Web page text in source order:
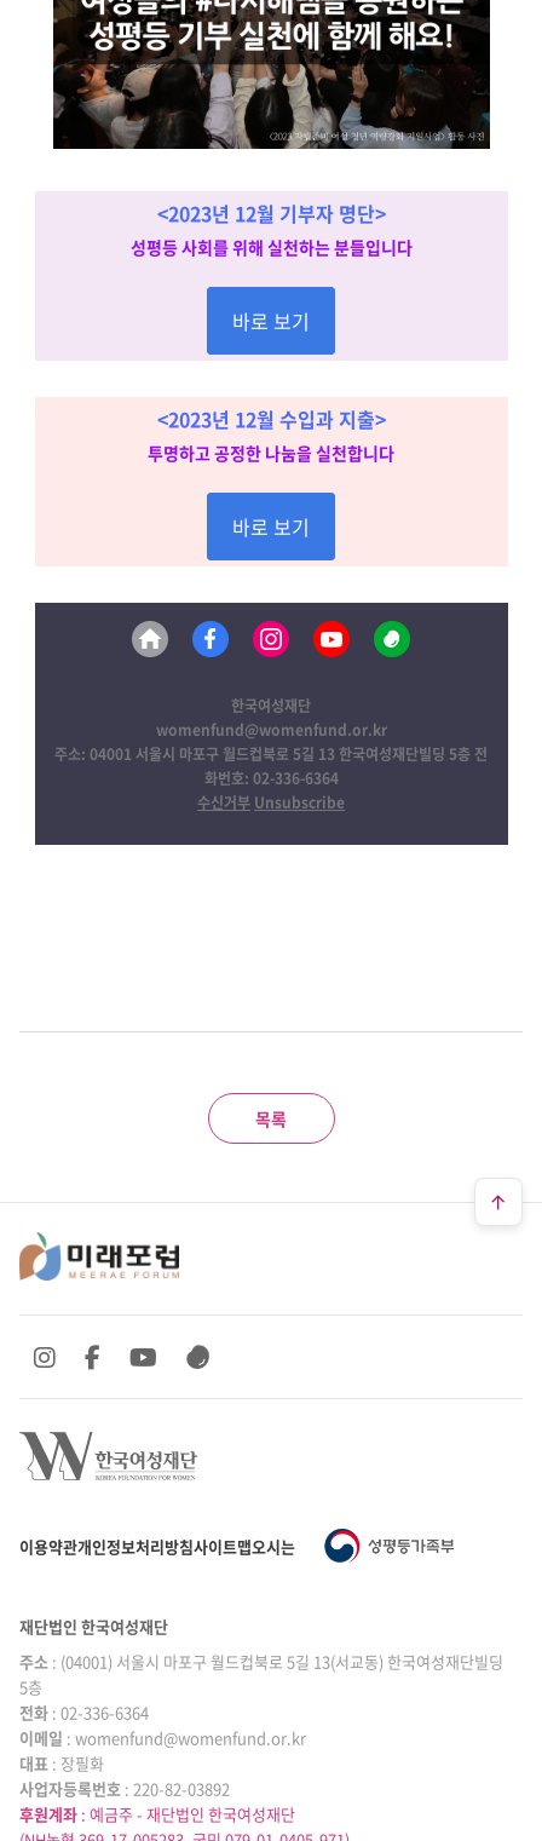
<2023년 12월 기부자 명단>
성평등 사회를 위해 실천하는 분들입니다
바로 보기
<2023년 12월 수입과 지출>
투명하고 공정한 나눔을 실천합니다
바로 보기
한국여성재단
womenfund@womenfund.or.kr
주소: 04001 서울시 마포구 월드컵북로 5길 13 한국여성재단빌딩 5층 전
화번호: 02-336-6364
수신거부 Unsubscribe
목록
이용약관개인정보처리방침사이트맵오시는 길
SNS 바로가기
SNS 바로가기SNS 바로가기
SNS 바로가기
재단법인 한국여성재단
주소 : (04001) 서울시 마포구 월드컵북로 5길 13(서교동) 한국여성재단빌딩
5층
전화 : 02-336-6364
|
이메일 : womenfund@womenfund.or.kr
|
대표 : 장필화
|
사업자등록번호 : 220-82-03892
후원계좌 : 예금주 - 재단법인 한국여성재단